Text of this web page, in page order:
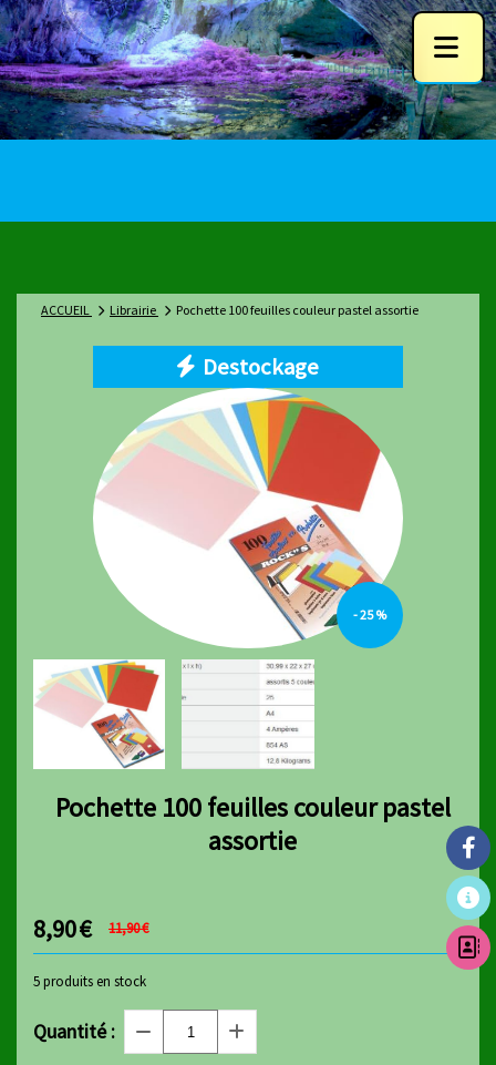
ACCUEIL Librairie Pochette 100 feuilles couleur pastel assortie
Destockage
- 25 %
Pochette 100 feuilles couleur pastel
assortie
8,90€ 11,90€
5produits en stock
Quantité :